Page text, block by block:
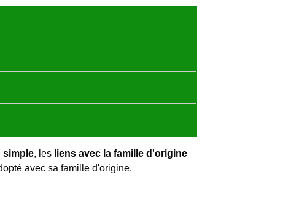
simple, les liens avec la famille d'origine
avec sa famille d'origine.